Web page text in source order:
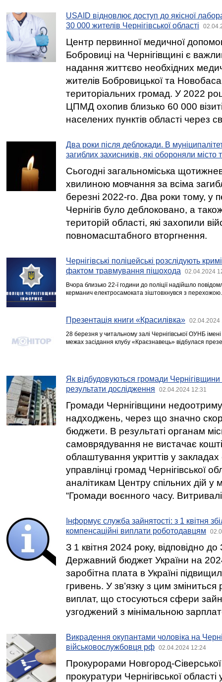
USAID відновлює доступ до якісної
30 000 жителів Чернігівської області
Центр первинної медичної
Бобровиці на Чернігівщині є
надання життєво необхідних
жителів Бобровицької та
територіальних громад. У 2022
ЦПМД охопив близько 60 000
населених пунктів області через
Два роки після деблокади. В
загиблих захисників, які обороняли місто
Сьогодні загальноміська
хвилиною мовчання за всіма
березні 2022-го. Два роки тому, у
Чернігів було деблоковано, а
територій області, які захопили
повномасштабного вторгнення.
Чернігівські поліцейські розслідують
фактом травмування пішохода
02.04.2024
Вчора близько 22-ї години до поліції надійшло
керманич електросамоката зіштовхнувся з
Презентація книги «Красилівка» 02.04.2024
28 березня у читальному залі Чернігівської ОУНБ
межах засідання клубу «Краєзнавець» відбулася
Як відбудовуються громади
результати дослідження
02.04.2024 12:31
Громади Чернігівщини
надходжень, через що значно
бюджети. В результаті органам
самоврядування не вистачає
облаштування укриттів у
управлінці громад Чернігівської
аналітикам Центру спільних дій у
“Громади воєнного часу.
Інформує служба зайнятості: з 1 квітня
компенсаційні виплати роботодавцям
З 1 квітня 2024 року, відповідно
Державний бюджет України на
заробітна плата в Україні
гривень. У зв’язку з цим зміниться
виплат, що стосуються сфери
узгоджений з мінімальною
Викрадення окупантами чоловіка на
військовослужбовця рф
02.04.2024 12:24
Прокурорами Новгород-
прокуратури Чернігівської області